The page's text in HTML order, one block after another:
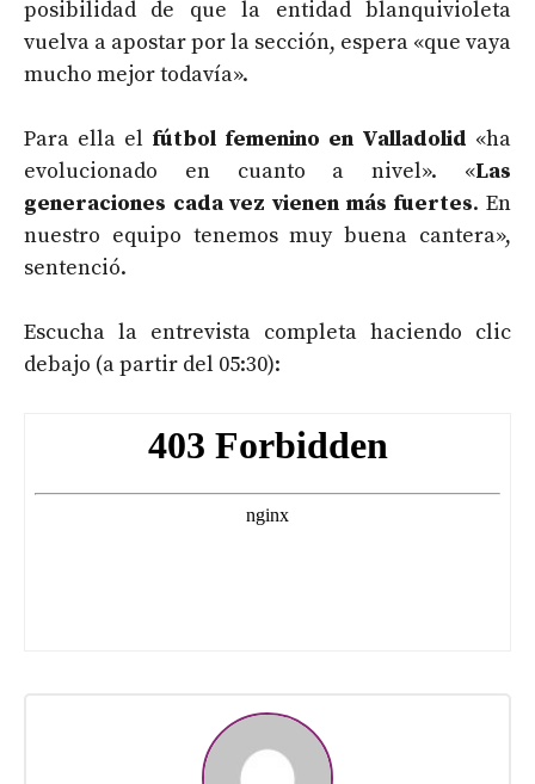
posibilidad de que la entidad blanquivioleta
vuelva a apostar por la sección, espera «que vaya
mucho mejor todavía».
Para ella el fútbol femenino en Valladolid «ha
evolucionado en cuanto a nivel». «Las
generaciones cada vez vienen más fuertes. En
nuestro equipo tenemos muy buena cantera»,
sentenció.
Escucha la entrevista completa haciendo clic
debajo (a partir del 05:30):